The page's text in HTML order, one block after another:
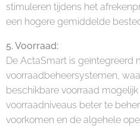
stimuleren tijdens het
een hogere gemiddelde
5. Voorraad:
De ActaSmart is geïntegreerd
voorraadbeheersystemen,
beschikbare voorraad
voorraadniveaus beter te
voorkomen en de algehele